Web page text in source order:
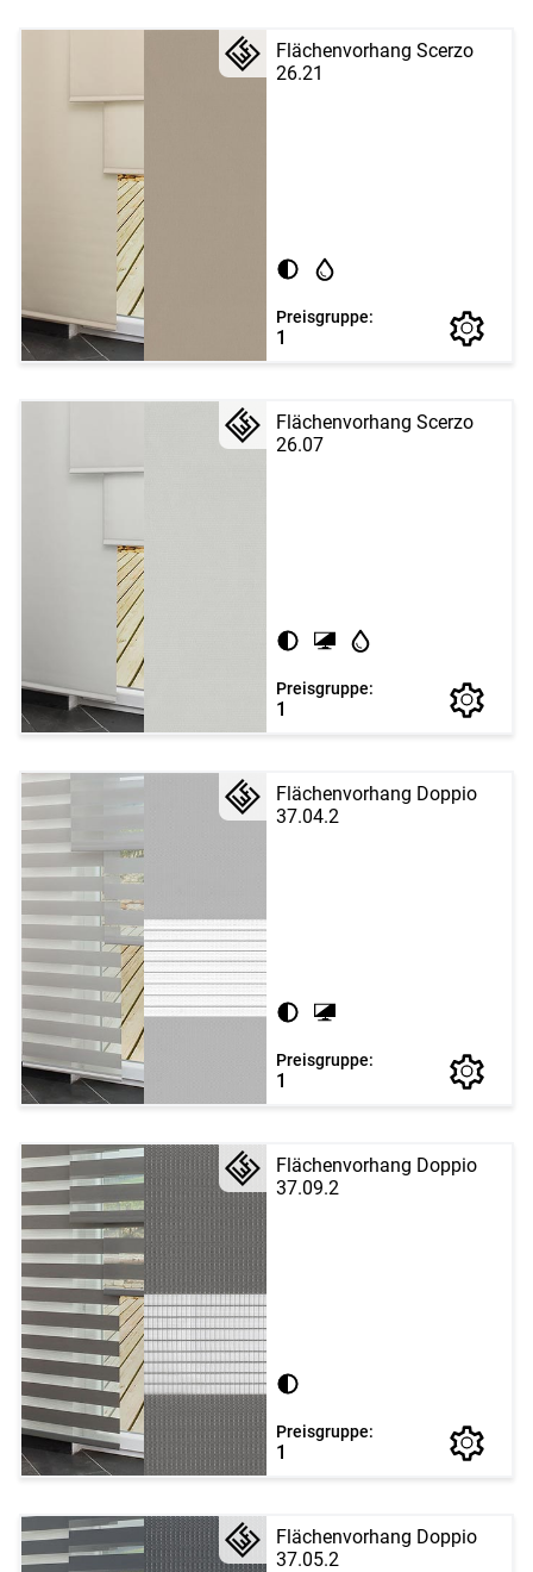
Flächenvorhang Scerzo
26.21
Preisgruppe:
1
Flächenvorhang Scerzo
26.07
Preisgruppe:
1
Flächenvorhang Doppio
37.04.2
Preisgruppe:
1
Flächenvorhang Doppio
37.09.2
Preisgruppe:
1
Flächenvorhang Doppio
37.05.2